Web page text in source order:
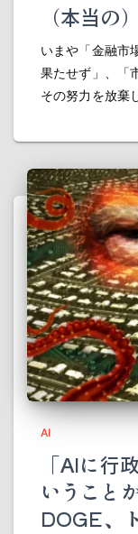
（本当の
いまや「金融市
果たせず」、「
その努力を放棄
AI
「AIに行
いうこと
DOGE、